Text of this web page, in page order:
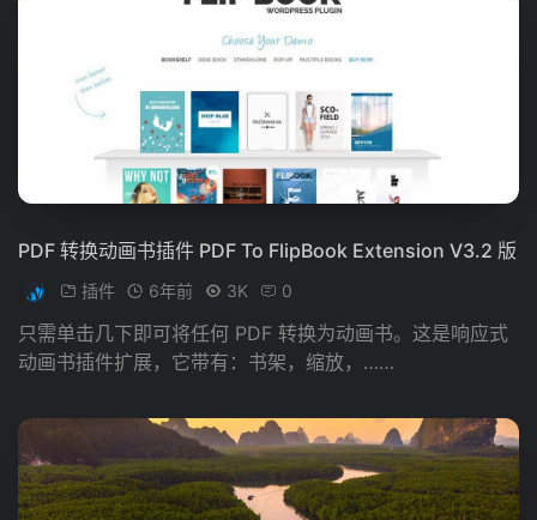
PDF 转换动画书插件 PDF To FlipBook Extension V3.2 版
插件 6年前 3K 0
只需单击几下即可将任何 PDF 转换为动画书。这是响应式
动画书插件扩展，它带有：书架，缩放，……